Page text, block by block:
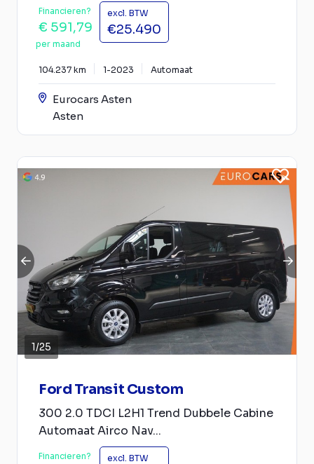
Financieren?
€ 591,79
per maand
excl. BTW
€25.490
104.237 km 1-2023 Automaat
Eurocars Asten
Asten
1/25
Ford Transit Custom
300 2.0 TDCI L2H1 Trend Dubbele Cabine
Automaat Airco Nav...
Financieren? excl. BTW